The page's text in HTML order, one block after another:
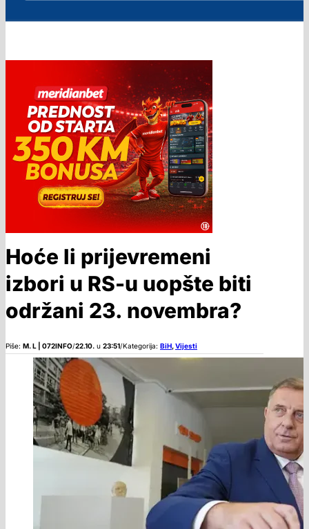
Hoće li prijevremeni
izbori u RS-u uopšte biti
održani 23. novembra?
Piše: M. L | 072INFO/22.10. u 23:51/Kategorija: BiH,Vijesti